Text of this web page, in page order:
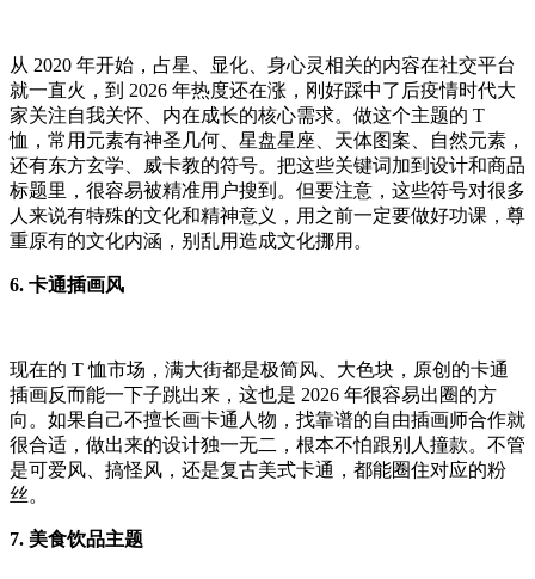
从 2020 年开始，占星、显化、身心灵相关的内容在社交平台
就一直火，到 2026 年热度还在涨，刚好踩中了后疫情时代大
家关注自我关怀、内在成长的核心需求。做这个主题的 T
恤，常用元素有神圣几何、星盘星座、天体图案、自然元素，
还有东方玄学、威卡教的符号。把这些关键词加到设计和商品
标题里，很容易被精准用户搜到。但要注意，这些符号对很多
人来说有特殊的文化和精神意义，用之前一定要做好功课，尊
重原有的文化内涵，别乱用造成文化挪用。
6. 卡通插画风
现在的 T 恤市场，满大街都是极简风、大色块，原创的卡通
插画反而能一下子跳出来，这也是 2026 年很容易出圈的方
向。如果自己不擅长画卡通人物，找靠谱的自由插画师合作就
很合适，做出来的设计独一无二，根本不怕跟别人撞款。不管
是可爱风、搞怪风，还是复古美式卡通，都能圈住对应的粉
丝。
7. 美食饮品主题